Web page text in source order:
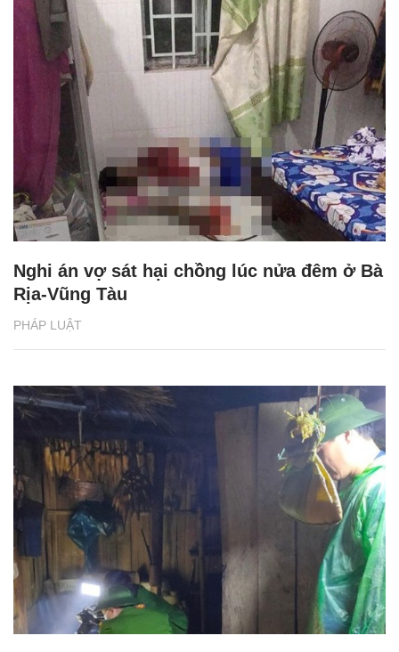
PHÁP LUẬT
Nghi án vợ sát hại chồng lúc nửa đêm ở Bà
Rịa-Vũng Tàu